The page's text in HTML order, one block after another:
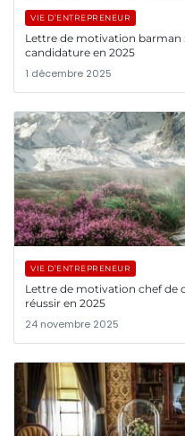
VIE D’ENTREPRENEUR
Lettre de motivation barman
candidature en 2025
1 décembre 2025
VIE D’ENTREPRENEUR
Lettre de motivation chef de
réussir en 2025
24 novembre 2025